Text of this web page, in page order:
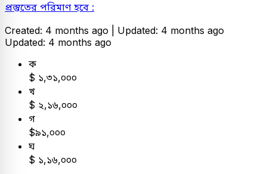
প্রস্তুতের পরিমাণ হবে :
Created: 4 months ago | Updated: 4 months ago
Updated: 4 months ago
ক
$ ১,৩১,০০০
খ
$ ২,১৬,০০০
গ
$৯১,০০০
ঘ
$ ১,১৬,০০০